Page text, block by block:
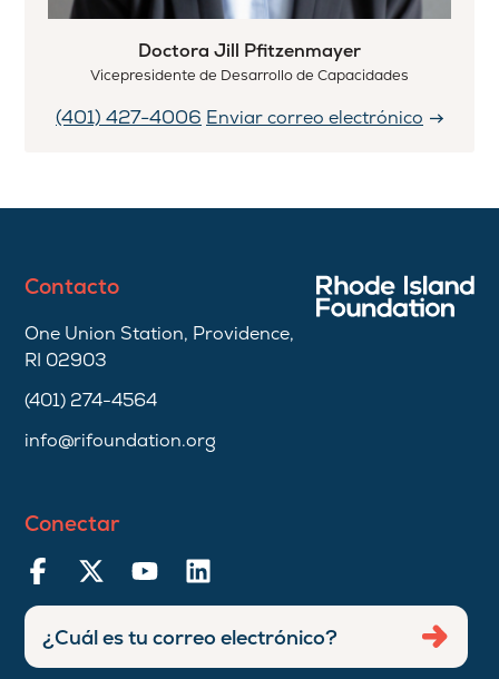
Doctora Jill Pfitzenmayer
Vicepresidente de Desarrollo de Capacidades
(401) 427-4006 Enviar correo electrónico
Contacto
One Union Station, Providence,
RI 02903
(401) 274-4564
info@rifoundation.org
Conectar
Ingresar
dirección
de
Enviar